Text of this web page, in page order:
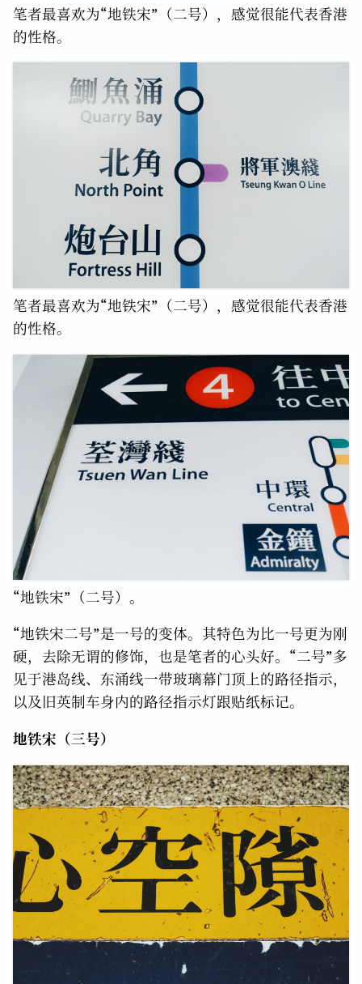
笔者最喜欢为“地铁宋”（二号），感觉很能代表香港
的性格。
笔者最喜欢为“地铁宋”（二号），感觉很能代表香港
的性格。
“地铁宋”（二号）。
“地铁宋二号”是一号的变体。其特色为比一号更为刚
硬，去除无谓的修饰，也是笔者的心头好。“二号”多
见于港岛线、东涌线一带玻璃幕门顶上的路径指示，
以及旧英制车身内的路径指示灯跟贴纸标记。
地铁宋（三号）